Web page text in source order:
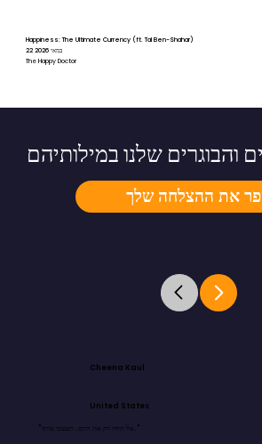
Happiness: The Ultimate Currency (ft. Tal Ben-Shahar)
22 במאי 2026
The Happy Doctor
את ההצלחה שלך
והבוגרים שלנו במילותיהם
Cheena Kaul
United States
"אל תחיו רק את היום. תעצבו אותו."